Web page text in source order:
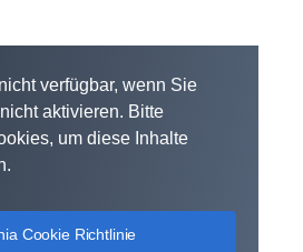
verfügbar, wenn Sie
aktivieren. Bitte
um diese Inhalte
Cookie Richtlinie